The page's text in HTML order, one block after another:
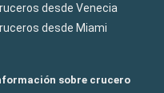
desde Venecia
desde Miami
sobre crucero